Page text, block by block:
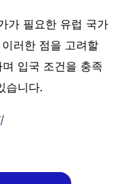
가 필요한 유럽 국가
러한 점을 고려할
입국 조건을 충족
습니다.